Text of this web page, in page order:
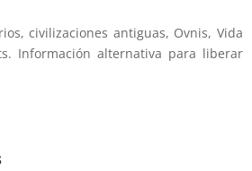
civilizaciones antiguas, Ovnis, Vida
Información alternativa para liberar